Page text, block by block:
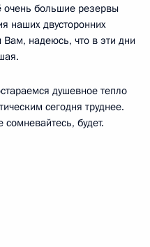
большие резервы
наших двусторонних
надеюсь, что в эти дни
душевное тепло
сегодня труднее.
будет.